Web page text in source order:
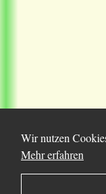
Wir nutzen
Mehr erfahren